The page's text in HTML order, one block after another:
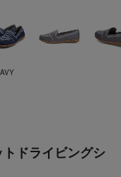
ドライビングシ